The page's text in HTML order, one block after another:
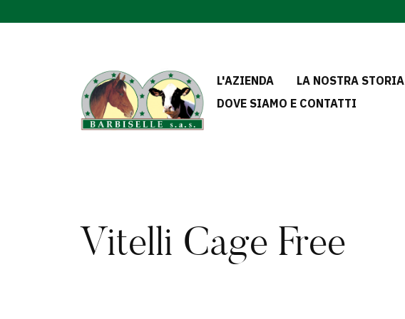
L'AZIENDA LA NOSTRA STORIA
DOVE SIAMO E CONTATTI
Vitelli Cage Free